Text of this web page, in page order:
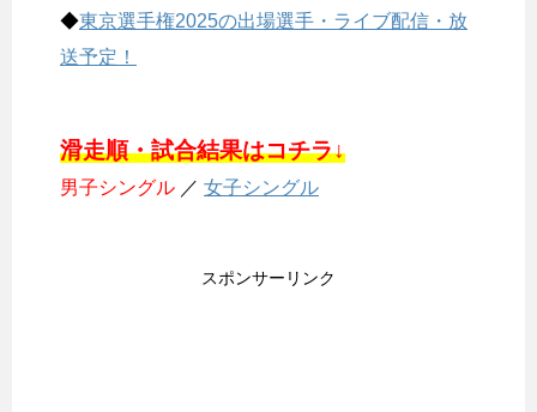
◆東京選手権2025の出場選手・ライブ配信・放
送予定！
滑走順・試合結果はコチラ↓
男子シングル ／ 女子シングル
スポンサーリンク